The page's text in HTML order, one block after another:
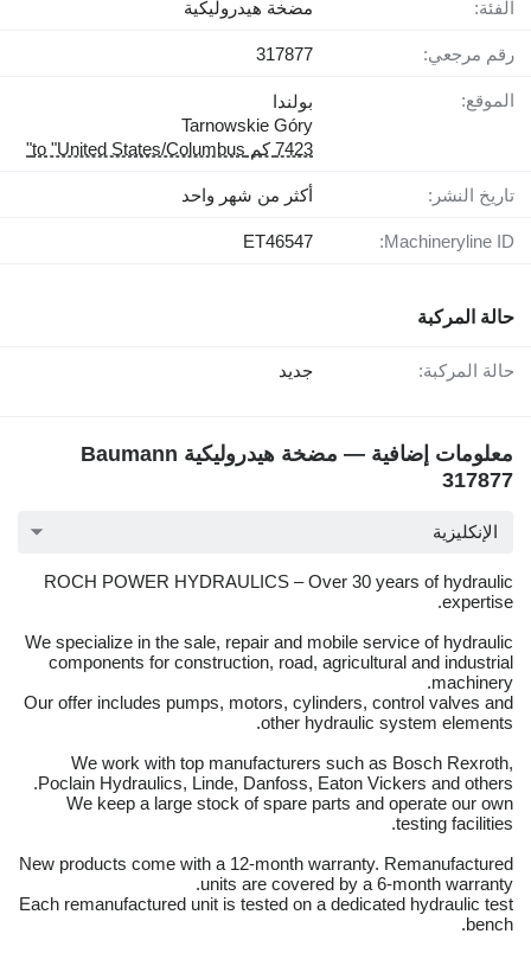
الفئة: مضخة هيدروليكية
رقم مرجعي: 317877
الموقع:
بولندا
Tarnowskie Góry
7423 كم to "United States/Columbus"
تاريخ النشر: أكثر من شهر واحد
Machineryline ID:
ET46547
حالة المركبة
حالة المركبة: جديد
معلومات إضافية — مضخة هيدروليكية Baumann
317877
الإنكليزية
ROCH POWER HYDRAULICS – Over 30 years of hydraulic
expertise.
We specialize in the sale, repair and mobile service of hydraulic
components for construction, road, agricultural and industrial
machinery.
Our offer includes pumps, motors, cylinders, control valves and
other hydraulic system elements.
We work with top manufacturers such as Bosch Rexroth,
Poclain Hydraulics, Linde, Danfoss, Eaton Vickers and others.
We keep a large stock of spare parts and operate our own
testing facilities.
New products come with a 12-month warranty. Remanufactured
units are covered by a 6-month warranty.
Each remanufactured unit is tested on a dedicated hydraulic test
bench.